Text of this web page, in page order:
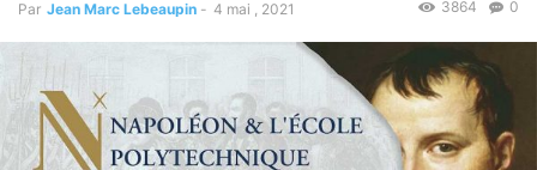
Par Jean Marc Lebeaupin - 4 mai , 2021 0
3864